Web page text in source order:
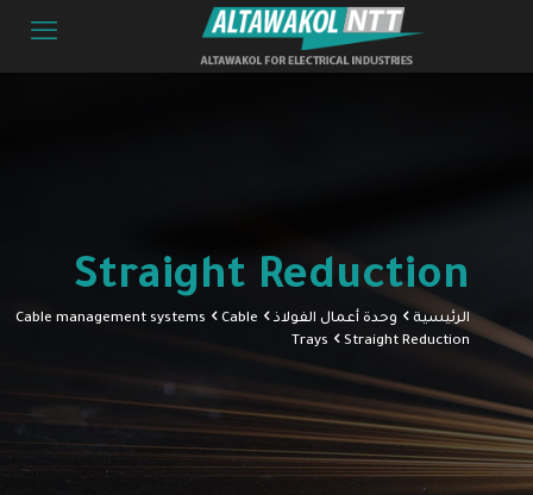
Straight Reduction
الرئيسية وحدة أعمال الفولاذ Cable management systems
Cable
Trays
Straight Reduction